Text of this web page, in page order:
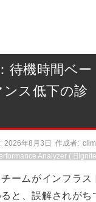
待機時間ベー
ス低下の診
2026年8月3日 作成者:
Analyzer (旧
ームがインフラス
と、誤解されがち